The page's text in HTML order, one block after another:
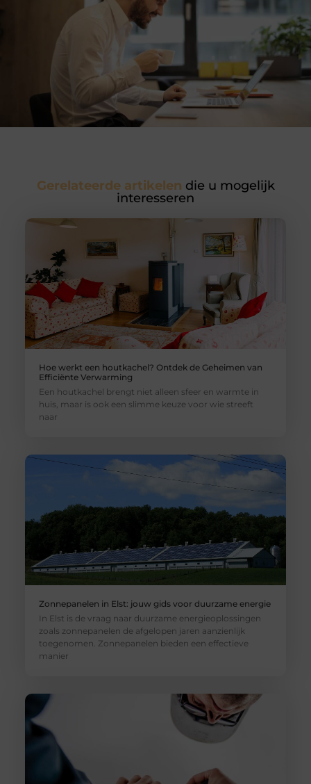
Gerelateerde artikelen die u mogelijk
interesseren
Hoe werkt een houtkachel? Ontdek de Geheimen van
Efficiënte Verwarming
Een houtkachel brengt niet alleen sfeer en warmte in
huis, maar is ook een slimme keuze voor wie streeft
naar
Zonnepanelen in Elst: jouw gids voor duurzame energie
In Elst is de vraag naar duurzame energieoplossingen
zoals zonnepanelen de afgelopen jaren aanzienlijk
toegenomen. Zonnepanelen bieden een effectieve
manier